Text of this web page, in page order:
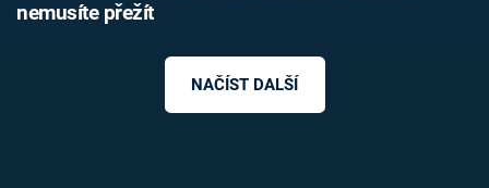
nemusíte přežít
NAČÍST DALŠÍ